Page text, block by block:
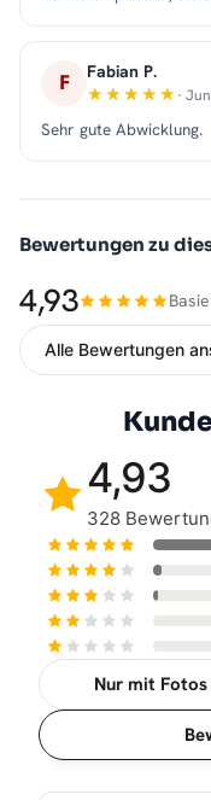
F Fabian P.
·
Sehr gute Abwicklung.
Bewertungen zu
4,93
Alle Bewertungen
4,93
328
Nur mit Fotos
Sortierung